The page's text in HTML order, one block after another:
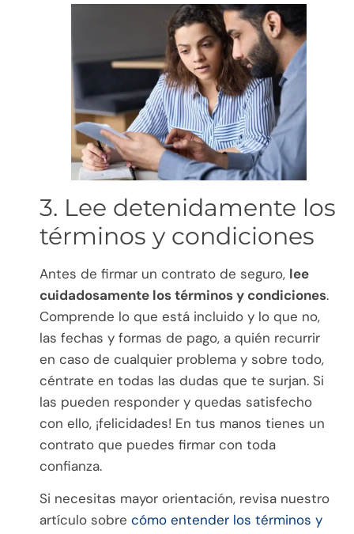
3. Lee detenidamente los
términos y condiciones
Antes de firmar un contrato de seguro, lee
cuidadosamente los términos y condiciones.
Comprende lo que está incluido y lo que no,
las fechas y formas de pago, a quién recurrir
en caso de cualquier problema y sobre todo,
céntrate en todas las dudas que te surjan. Si
las pueden responder y quedas satisfecho
con ello, ¡felicidades! En tus manos tienes un
contrato que puedes firmar con toda
confianza.
Si necesitas mayor orientación, revisa nuestro
artículo sobre cómo entender los términos y